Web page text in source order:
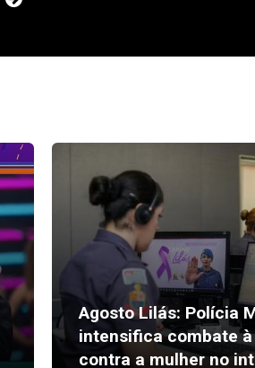
Agosto Lilás: Polícia
intensifica combate
contra a mulher no